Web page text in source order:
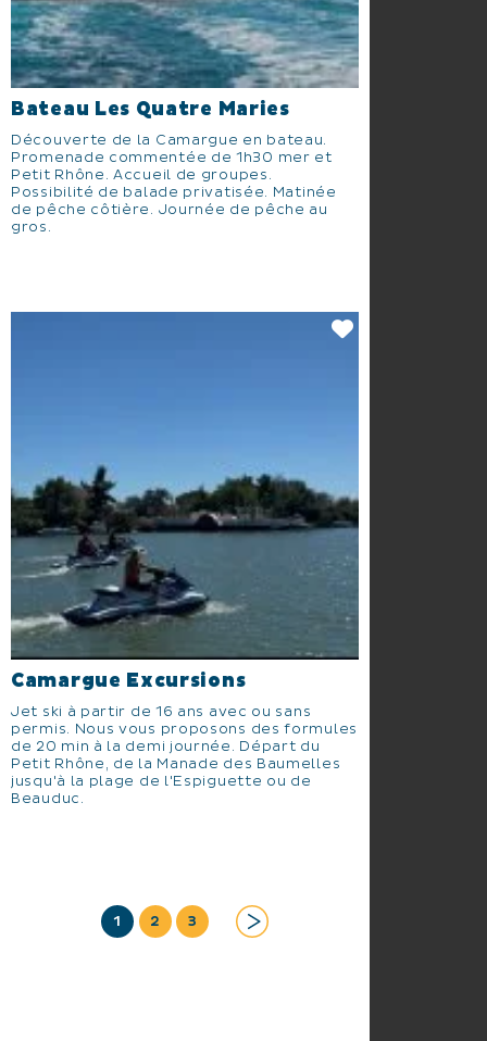
Bateau Les Quatre Maries
Découverte de la Camargue en bateau.
Promenade commentée de 1h30 mer et
Petit Rhône. Accueil de groupes.
Possibilité de balade privatisée. Matinée
de pêche côtière. Journée de pêche au
gros.
Camargue Excursions
Jet ski à partir de 16 ans avec ou sans
permis. Nous vous proposons des formules
de 20 min à la demi journée. Départ du
Petit Rhône, de la Manade des Baumelles
jusqu'à la plage de l'Espiguette ou de
Beauduc.
1 2 3